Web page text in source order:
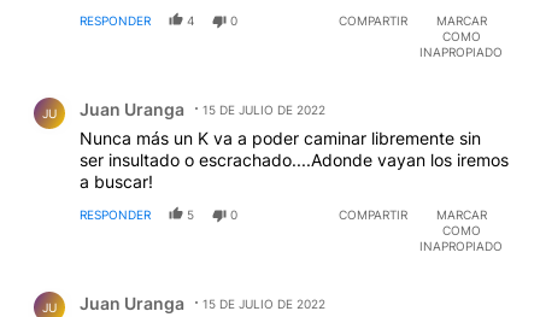
RESPONDER 4 0 COMPARTIR
MARCAR
COMO
INAPROPIADO
JU Juan Uranga 15 DE JULIO DE 2022
Nunca más un K va a poder caminar libremente sin
ser insultado o escrachado....Adonde vayan los iremos
a buscar!
RESPONDER 5 0 COMPARTIR
MARCAR
COMO
INAPROPIADO
JU Juan Uranga 15 DE JULIO DE 2022